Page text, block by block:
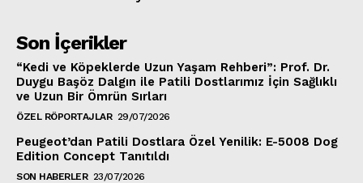
Son İçerikler
“Kedi ve Köpeklerde Uzun Yaşam Rehberi”: Prof. Dr.
Duygu Başöz Dalgın ile Patili Dostlarımız İçin Sağlıklı
ve Uzun Bir Ömrün Sırları
ÖZEL RÖPORTAJLAR 29/07/2026
Peugeot’dan Patili Dostlara Özel Yenilik: E-5008 Dog
Edition Concept Tanıtıldı
SON HABERLER 23/07/2026